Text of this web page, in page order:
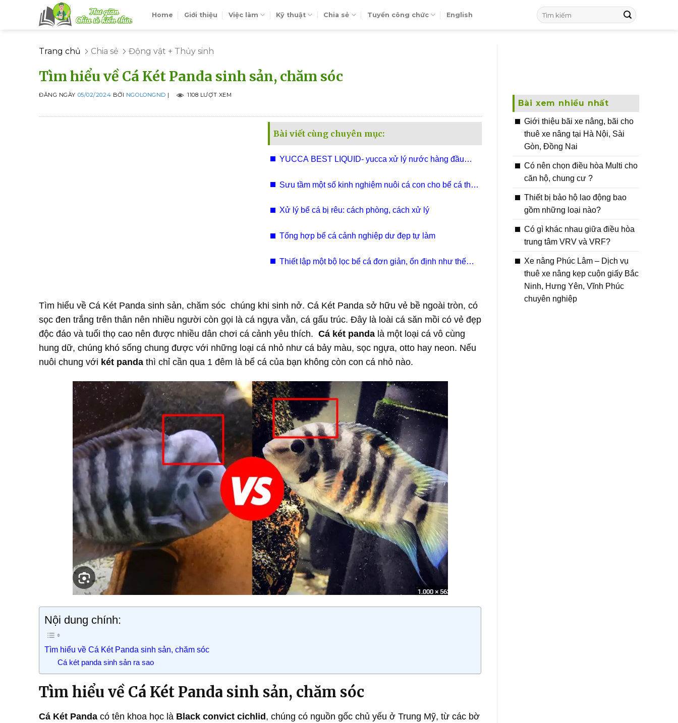
Home Giới thiệu Việc làm Kỹ thuật Chia sẻ Tuyển công chức English
Trang chủ Chia sẻ Động vật + Thủy sinh
Tìm hiểu về Cá Két Panda sinh sản, chăm sóc
ĐĂNG NGÀY 05/02/2024 BỞI NGOLONGND | 1108 LƯỢT XEM
Bài viết cùng chuyên mục:
YUCCA BEST LIQUID- yucca xử lý nước hàng đầu
Sưu tầm một số kinh nghiệm nuôi cá con cho bể cá thủy
Xử lý bể cá bị rêu: cách phòng, cách xử lý
Tổng hợp bể cá cảnh nghiệp dư đẹp tự làm
Thiết lập một bộ lọc bể cá đơn giản, ổn định như thế
Tìm hiểu về Cá Két Panda sinh sản, chăm sóc chúng khi sinh nở. Cá Két Panda sở hữu vẻ bề ngoài tròn, có
sọc đen trắng trên thân nên nhiều người còn gọi là cá ngựa vằn, cá gấu trúc. Đây là loài cá săn mồi có vẻ đẹp
độc đáo và tuổi thọ cao nên được nhiều dân chơi cá cảnh yêu thích. Cá két panda là một loại cá vô cùng
hung dữ, chúng khó sống chung được với những loại cá nhỏ như cá bảy màu, sọc ngựa, otto hay neon. Nếu
nuôi chung với két panda thì chỉ cần qua 1 đêm là bể cá của bạn không còn con cá nhỏ nào.
Nội dung chính:
Tìm hiểu về Cá Két Panda sinh sản, chăm sóc
Cá két panda sinh sản ra sao
Tìm hiểu về Cá Két Panda sinh sản, chăm sóc
Cá Két Panda có tên khoa học là Black convict cichlid, chúng có nguồn gốc chủ yếu ở Trung Mỹ, từ các bờ
Bài xem nhiều nhất
Giới thiệu bãi xe nâng, bãi cho
thuê xe nâng tại Hà Nội, Sài
Gòn, Đồng Nai
Có nên chọn điều hòa Multi cho
căn hộ, chung cư ?
Thiết bị bảo hộ lao động bao
gồm những loại nào?
Có gì khác nhau giữa điều hòa
trung tâm VRV và VRF?
Xe nâng Phúc Lâm – Dịch vụ
thuê xe nâng kẹp cuộn giấy Bắc
Ninh, Hưng Yên, Vĩnh Phúc
chuyên nghiệp